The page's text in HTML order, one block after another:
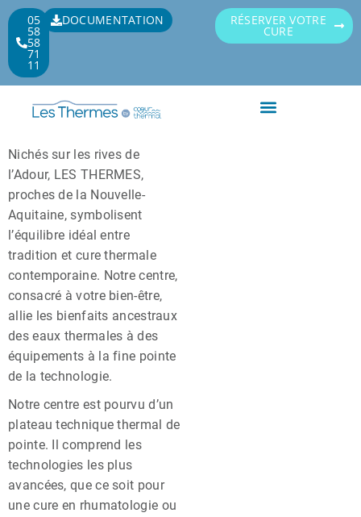
05
58
58
71
11
DOCUMENTATION RÉSERVER VOTRE
CURE
Nichés sur les rives de
l’Adour, LES THERMES,
proches de la Nouvelle-
Aquitaine, symbolisent
l’équilibre idéal entre
tradition et cure thermale
contemporaine. Notre centre,
consacré à votre bien-être,
allie les bienfaits ancestraux
des eaux thermales à des
équipements à la fine pointe
de la technologie.
Notre centre est pourvu d’un
plateau technique thermal de
pointe. Il comprend les
technologies les plus
avancées, que ce soit pour
une cure en rhumatologie ou